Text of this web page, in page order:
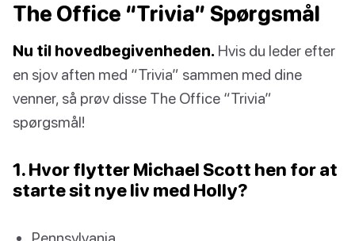
The Office “Trivia” Spørgsmål
Nu til hovedbegivenheden. Hvis du leder efter
en sjov aften med “Trivia” sammen med dine
venner, så prøv disse The Office “Trivia”
spørgsmål!
1. Hvor flytter Michael Scott hen for at
starte sit nye liv med Holly?